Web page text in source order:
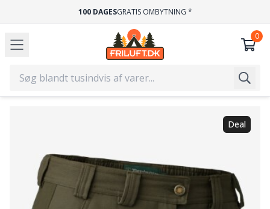
100 DAGESGRATIS OMBYTNING *
Deal